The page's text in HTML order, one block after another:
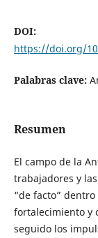
DOI:
https://doi.org/
Palabras clave:
Resumen
El campo de la
trabajadores y
“de facto”
fortalecimiento y
seguido los